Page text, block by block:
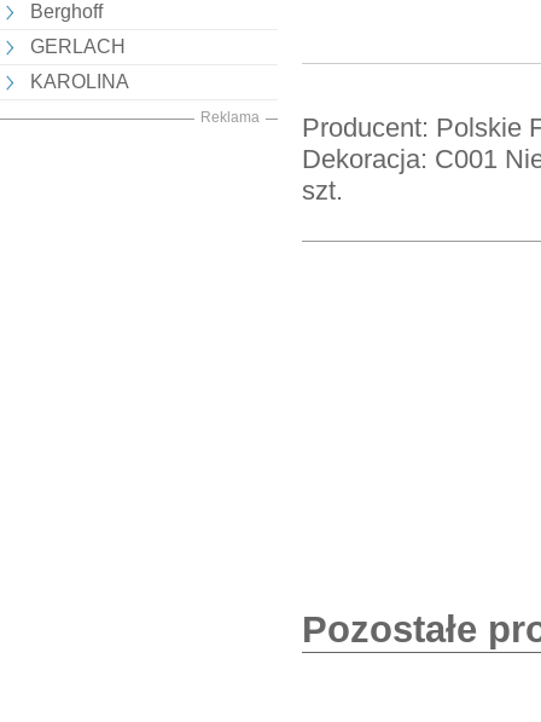
Berghoff
GERLACH
KAROLINA
Reklama
Producent: Polskie
Dekoracja: C001
szt.
Pozostałe